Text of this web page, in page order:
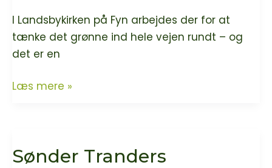
I Landsbykirken på Fyn arbejdes der for at
tænke det grønne ind hele vejen rundt – og
det er en
Herrested
er
Læs mere »
Sønder Tranders